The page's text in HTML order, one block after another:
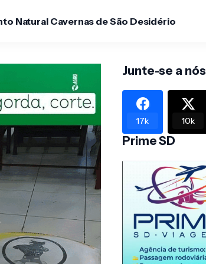
Natural Cavernas de São Desidério
Junte-se a nós
17k 10k
Prime SD